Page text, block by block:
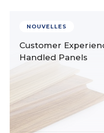
NOUVELLES
Customer
Handled Panels